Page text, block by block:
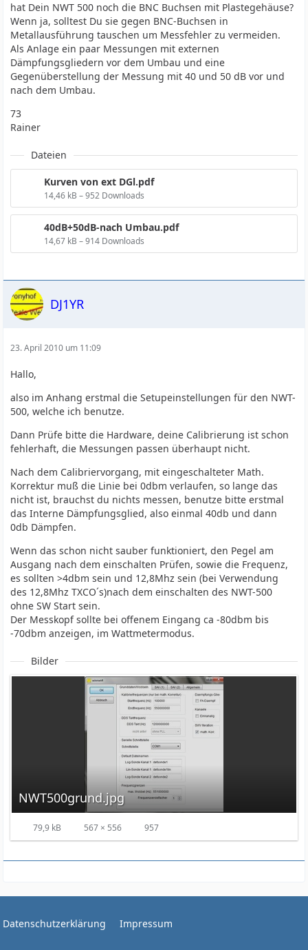
hat Dein NWT 500 noch die BNC Buchsen mit Plastegehäuse?
Wenn ja, solltest Du sie gegen BNC-Buchsen in
Metallausführung tauschen um Messfehler zu vermeiden.
Als Anlage ein paar Messungen mit externen
Dämpfungsgliedern vor dem Umbau und eine
Gegenüberstellung der Messung mit 40 und 50 dB vor und
nach dem Umbau.
73
Rainer
Dateien
Kurven von ext DGl.pdf
14,46 kB – 952 Downloads
40dB+50dB-nach Umbau.pdf
14,67 kB – 914 Downloads
DJ1YR
23. April 2010 um 11:09
Hallo,
also im Anhang erstmal die Setupeinstellungen für den NWT-
500, welche ich benutze.
Dann Prüfe bitte die Hardware, deine Calibrierung ist schon
fehlerhaft, die Messungen passen überhaupt nicht.
Nach dem Calibriervorgang, mit eingeschalteter Math.
Korrektur muß die Linie bei 0dbm verlaufen, so lange das
nicht ist, brauchst du nichts messen, benutze bitte erstmal
das Interne Dämpfungsglied, also einmal 40db und dann
0db Dämpfen.
Wenn das schon nicht sauber funktioniert, den Pegel am
Ausgang nach dem einschalten Prüfen, sowie die Frequenz,
es sollten >4dbm sein und 12,8Mhz sein (bei Verwendung
des 12,8Mhz TXCO´s)nach dem einschalten des NWT-500
ohne SW Start sein.
Der Messkopf sollte bei offenem Eingang ca -80dbm bis
-70dbm anzeigen, im Wattmetermodus.
Bilder
NWT500grund.jpg
79,9 kB 567 × 556 957
Datenschutzerklärung Impressum